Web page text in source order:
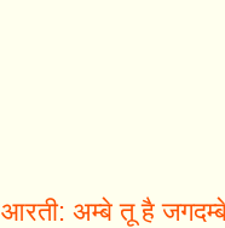
आरती: अम्बे तू है